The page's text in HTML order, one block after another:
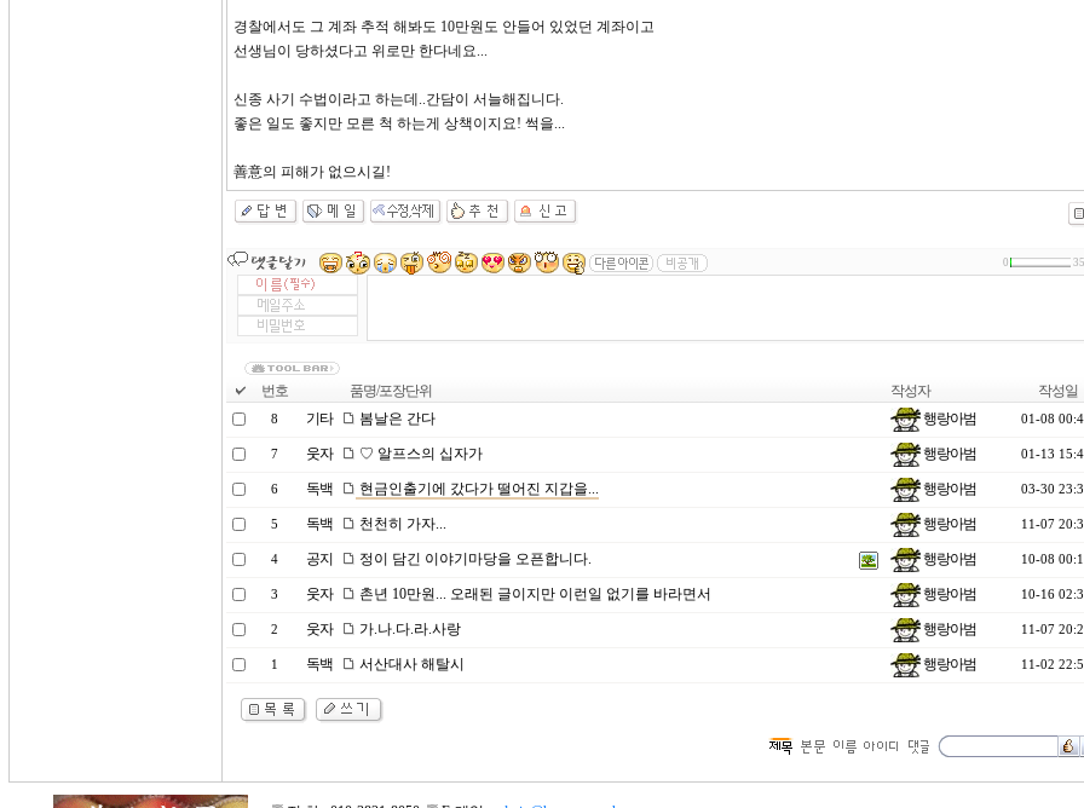
경찰에서도 그 계좌 추적 해봐도 10만원도 안들어 있었던 계좌이고
선생님이 당하셨다고 위로만 한다네요...
신종 사기 수법이라고 하는데..간담이 서늘해집니다.
좋은 일도 좋지만 모른 척 하는게 상책이지요! 썩을...
善意의 피해가 없으시길!
0
번호 품명/포장단위 작성자 작성일
8 기타 봄날은 간다 행랑아범 01-08
7 웃자 ♡ 알프스의 십자가 행랑아범 01-13
6 독백 현금인출기에 갔다가 떨어진 지갑을... 행랑아범 03-30
5 독백 천천히 가자... 행랑아범 11-07
4 공지 정이 담긴 이야기마당을 오픈합니다. 행랑아범 10-08
3 웃자 촌년 10만원... 오래된 글이지만 이런일 없기를 바라면서 행랑아범 10-16
2 웃자 가.나.다.라.사랑 행랑아범 11-07
1 독백 서산대사 해탈시 행랑아범 11-02